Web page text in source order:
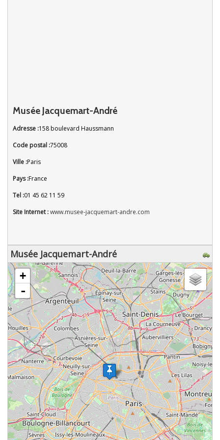
Musée Jacquemart-André
Adresse :158 boulevard Haussmann
Code postal :75008
Ville :Paris
Pays :France
Tel :01 45 62 11 59
Site Internet :www.musee-jacquemart-andre.com
Musée Jacquemart-André
chargement de la carte - veuillez patienter...
+
-